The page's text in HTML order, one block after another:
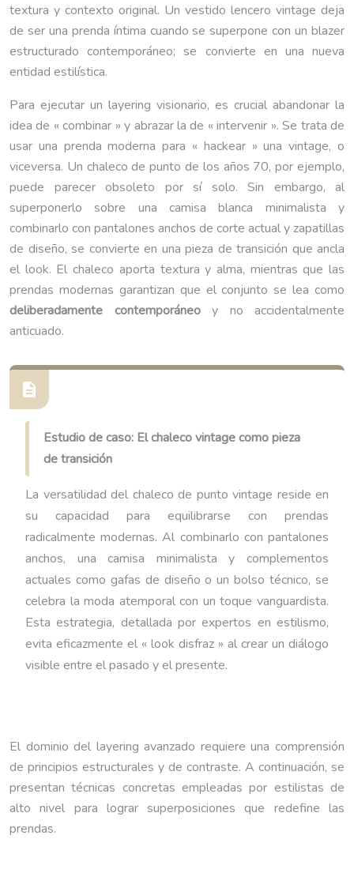
textura y contexto original. Un vestido lencero vintage deja
de ser una prenda íntima cuando se superpone con un blazer
estructurado contemporáneo; se convierte en una nueva
entidad estilística.
Para ejecutar un layering visionario, es crucial abandonar la
idea de « combinar » y abrazar la de « intervenir ». Se trata de
usar una prenda moderna para « hackear » una vintage, o
viceversa. Un chaleco de punto de los años 70, por ejemplo,
puede parecer obsoleto por sí solo. Sin embargo, al
superponerlo sobre una camisa blanca minimalista y
combinarlo con pantalones anchos de corte actual y zapatillas
de diseño, se convierte en una pieza de transición que ancla
el look. El chaleco aporta textura y alma, mientras que las
prendas modernas garantizan que el conjunto se lea como
deliberadamente contemporáneoy no accidentalmente
anticuado.
Estudio de caso: El chaleco vintage como pieza
de transición
La versatilidad del chaleco de punto vintage reside en
su capacidad para equilibrarse con prendas
radicalmente modernas. Al combinarlo con pantalones
anchos, una camisa minimalista y complementos
actuales como gafas de diseño o un bolso técnico, se
celebra la moda atemporal con un toque vanguardista.
Esta estrategia, detallada por expertos en estilismo,
evita eficazmente el « look disfraz » al crear un diálogo
visible entre el pasado y el presente.
El dominio del layering avanzado requiere una comprensión
de principios estructurales y de contraste. A continuación, se
presentan técnicas concretas empleadas por estilistas de
alto nivel para lograr superposiciones que redefine las
prendas.